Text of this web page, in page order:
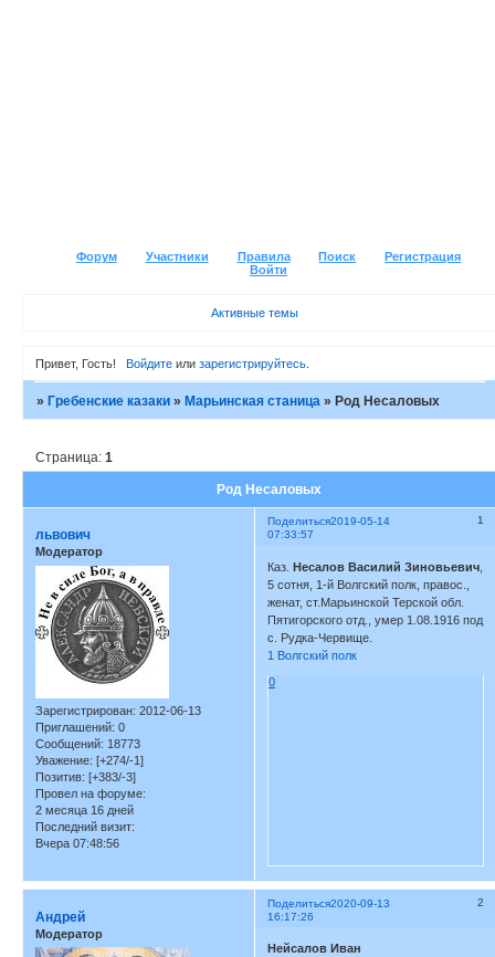
Форум Участники Правила Поиск
Регистрация
Войти
Активные темы
Привет, Гость! Войдитеили зарегистрируйтесь.
»Гребенские казаки »Марьинская станица »Род Несаловых
Род Несаловых
Страница:1
Поделиться 1
2019-05-14
07:33:57
львович
Модератор
Зарегистрирован: 2012-06-13
Приглашений: 0
Сообщений: 18773
Уважение: [+274/-1]
Позитив: [+383/-3]
Провел на форуме:
2 месяца 16 дней
Последний визит:
Вчера 07:48:56
Каз.Несалов Василий Зиновьевич
5 сотня, 1-й Волгский полк, правос.,
женат, ст.Марьинской Терской обл.
Пятигорского отд., умер 1.08.1916 под
с. Рудка-Червище.
1 Волгский полк
0
Поделиться 2
2020-09-13
16:17:26
Андрей
Модератор
Нейсалов Иван